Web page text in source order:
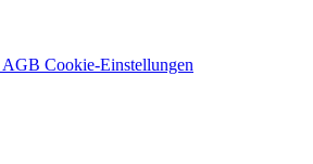
AGB Cookie-Einstellungen